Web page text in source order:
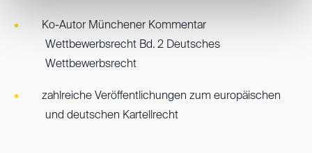
Ko-Autor Münchener Kommentar
Wettbewerbsrecht Bd. 2 Deutsches
Wettbewerbsrecht
zahlreiche Veröffentlichungen zum europäischen
und deutschen Kartellrecht